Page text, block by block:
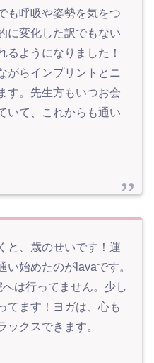
も呼吸や姿勢を気をつ
に変化した訳でもない
るようになりました！
がらインプリントとニ
す。先生方もいつお会
いて、これからも通い
と、歳のせいです！運
い始めたのがlavaです。
は行ってません。少し
てます！ヨガは、心も
ックスできます。